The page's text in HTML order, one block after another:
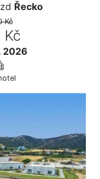
Řecko
Kč
Kč
2026